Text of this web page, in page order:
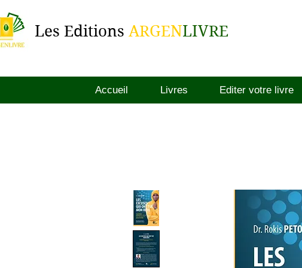
Les Editions ARGENLIVRE
Accueil Livres Editer votre livre